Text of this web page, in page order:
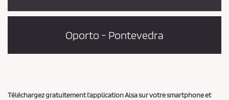
Oporto - Pontevedra
Téléchargez gratuitement l'application Alsa sur votre smartphone et